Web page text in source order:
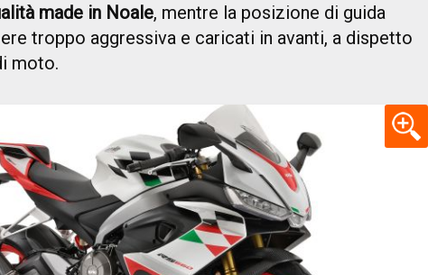
made in Noale, mentre la posizione di guida
troppo aggressiva e caricati in avanti, a dispetto
moto.